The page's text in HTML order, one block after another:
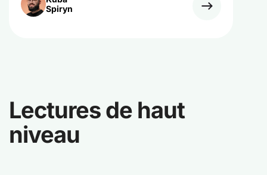
Spiryn
Lectures de haut
niveau